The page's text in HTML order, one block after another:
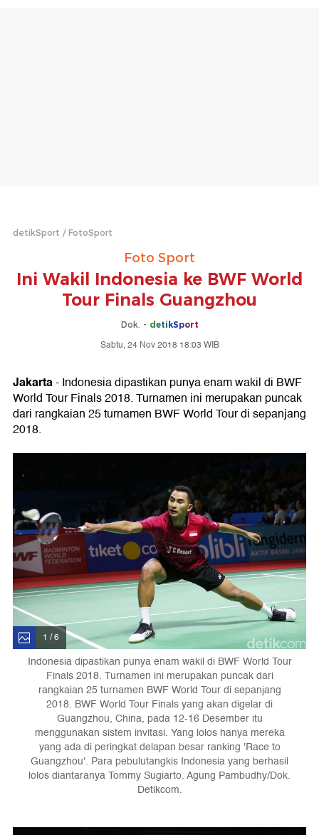
detikSport FotoSport
Foto Sport
Ini Wakil Indonesia ke BWF World
Tour Finals Guangzhou
Dok. - detikSport
Sabtu, 24 Nov 2018 18:03 WIB
Jakarta- Indonesia dipastikan punya enam wakil di BWF
World Tour Finals 2018. Turnamen ini merupakan puncak
dari rangkaian 25 turnamen BWF World Tour di sepanjang
2018.
1 / 6
Indonesia dipastikan punya enam wakil di BWF World Tour
Finals 2018. Turnamen ini merupakan puncak dari
rangkaian 25 turnamen BWF World Tour di sepanjang
2018. BWF World Tour Finals yang akan digelar di
Guangzhou, China, pada 12-16 Desember itu
menggunakan sistem invitasi. Yang lolos hanya mereka
yang ada di peringkat delapan besar ranking 'Race to
Guangzhou'. Para pebulutangkis Indonesia yang berhasil
lolos diantaranya Tommy Sugiarto. Agung Pambudhy/Dok.
Detikcom.